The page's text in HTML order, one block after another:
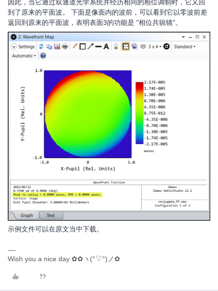
因此，当它通过双通道光学系统并经历相同的相位调制时，它又回
到了原来的平面波。 下面是像面内的波前，可以看到它以零波前差
返回到原来的平面波，表明表面3的功能是 "相位共轭镜"。
示例文件可以在原文当中下载。
Wish you a nice day ✿✿ヽ(°▽°)ノ✿